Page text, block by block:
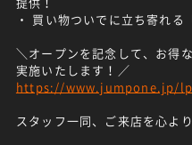
・ 買い物ついでに立ち寄れる
＼オープンを記念して、お得
実施いたします！／
https://www.jumpone.jp/
スタッフ一同、ご来店を心よ